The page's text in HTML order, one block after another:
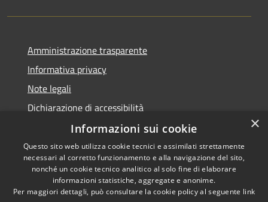
Amministrazione trasparente
Informativa privacy
Note legali
Dichiarazione di accessibilità
Accessibilità
Privacy
Copyright © 2026 • Comune di
Caltanissetta • Powered by
Municipium•Accesso
×
Informazioni sui cookie
Questo sito web utilizza cookie tecnici e assimilati strettamente
necessari al corretto funzionamento e alla navigazione del sito,
nonché un cookie tecnico analitico al solo fine di elaborare
informazioni statistiche, aggregate e anonime.
Per maggiori dettagli, può consultare la cookie policy al seguente link